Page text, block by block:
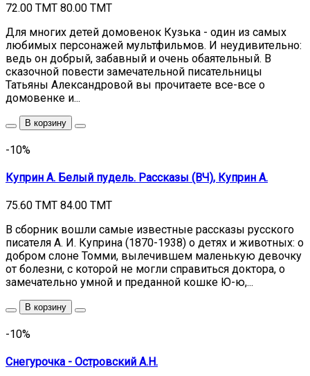
72.00 TMT 80.00 TMT
Для многих детей домовенок Кузька - один из самых
любимых персонажей мультфильмов. И неудивительно:
ведь он добрый, забавный и очень обаятельный. В
сказочной повести замечательной писательницы
Татьяны Александровой вы прочитаете все-все о
домовенке и...
В корзину
-10%
Куприн А. Белый пудель. Рассказы (ВЧ), Куприн А.
75.60 TMT 84.00 TMT
В сборник вошли самые известные рассказы русского
писателя А. И. Куприна (1870-1938) о детях и животных: о
добром слоне Томми, вылечившем маленькую девочку
от болезни, с которой не могли справиться доктора, о
замечательно умной и преданной кошке Ю-ю,...
В корзину
-10%
Снегурочка - Островский А.Н.